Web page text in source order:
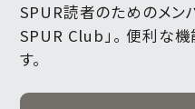
SPUR読者のためのメン
SPUR Club」。 便利な機
す。